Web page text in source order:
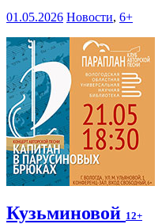
01.05.2026 Новости, 6+
Кузьминовой 12+